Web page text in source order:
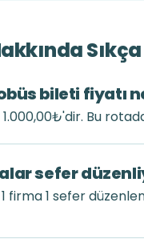
bileti fiyatı
Bu
sefer
firma 1 sefer